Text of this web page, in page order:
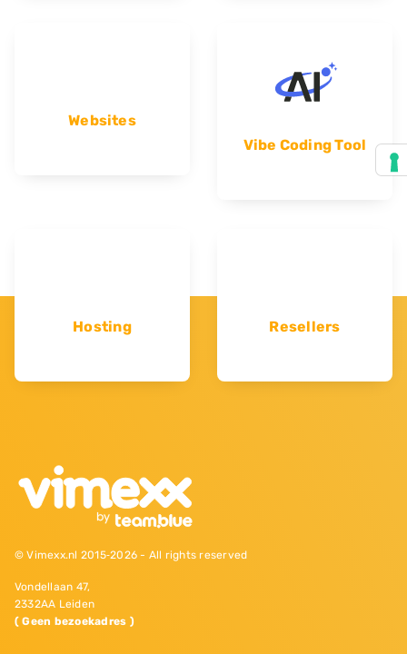
Websites
Vibe Coding Tool
Hosting Resellers
© Vimexx.nl 2015‐2026 - All rights reserved
Vondellaan 47,
2332AA Leiden
( Geen bezoekadres )